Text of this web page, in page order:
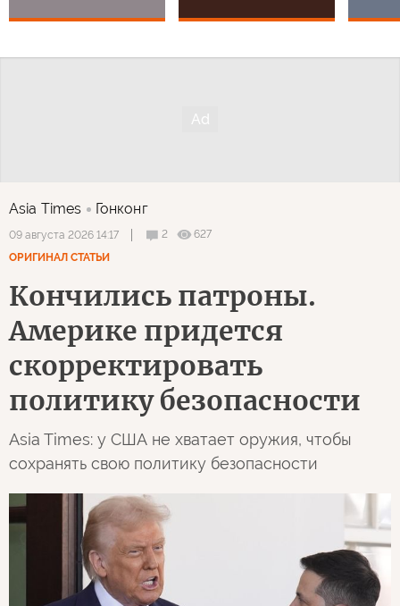
Asia Times Гонконг
09 августа 2026 14:17 2
627
ОРИГИНАЛ СТАТЬИ
Кончились патроны.
Америке придется
скорректировать
политику безопасности
Asia Times: у США не хватает оружия, чтобы
сохранять свою политику безопасности